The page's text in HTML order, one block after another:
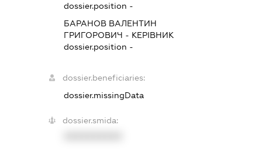
dossier.position -
БАРАНОВ ВАЛЕНТИН
ГРИГОРОВИЧ - КЕРІВНИК
dossier.position -
dossier.beneficiaries:
dossier.missingData
dossier.smida: